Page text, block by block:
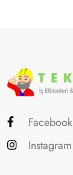
Facebook
Instagram